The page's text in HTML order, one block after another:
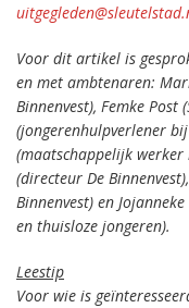
Voor dit artikel is
en met ambtenaren:
Binnenvest), Femke
(jongerenhulpverlener
(maatschappelijk werker
(directeur De
Binnenvest) en
en thuisloze jongeren).
Leestip
Voor wie is